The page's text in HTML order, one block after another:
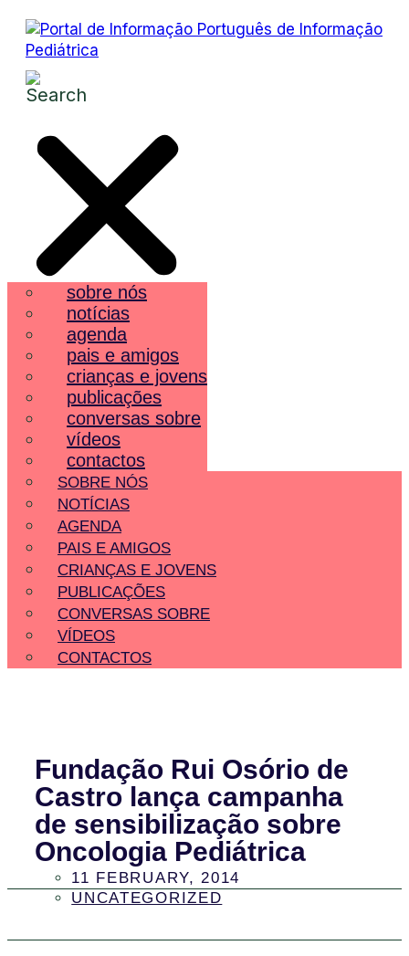
sobre nós
notícias
agenda
pais e amigos
crianças e jovens
publicações
conversas sobre
vídeos
contactos
SOBRE NÓS
NOTÍCIAS
AGENDA
PAIS E AMIGOS
CRIANÇAS E JOVENS
PUBLICAÇÕES
CONVERSAS SOBRE
VÍDEOS
CONTACTOS
Fundação Rui Osório de
Castro lança campanha
de sensibilização sobre
Oncologia Pediátrica
11 FEBRUARY, 2014
UNCATEGORIZED